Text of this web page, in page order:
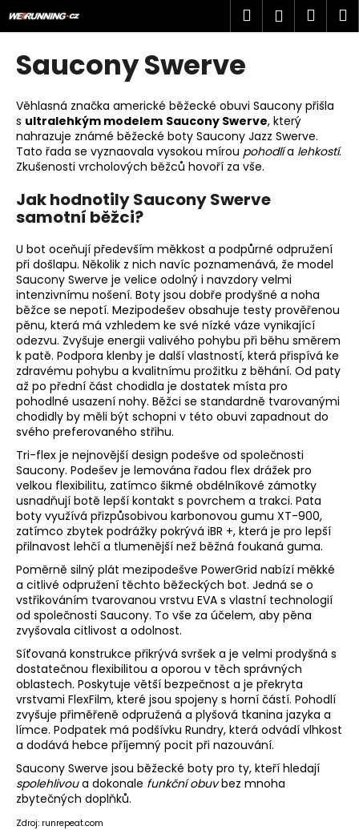
na
obsah
Hledat
Saucony Swerve
Věhlasná značka americké běžecké obuvi Saucony přišla
s ultralehkým modelem Saucony Swerve, který
nahrazuje známé běžecké boty Saucony Jazz Swerve.
Tato řada se vyznaovala vysokou mírou pohodlía lehkostí.
Zkušenosti vrcholových běžců hovoří za vše.
Jak hodnotily Saucony Swerve
samotní běžci?
U bot oceňují především měkkost a podpůrné odpružení
při došlapu. Několik z nich navíc poznamenává, že model
Saucony Swerve je velice odolný i navzdory velmi
intenzivnímu nošení. Boty jsou dobře prodyšné a noha
běžce se nepotí. Mezipodešev obsahuje testy prověřenou
pěnu, která má vzhledem ke své nízké váze vynikající
odezvu. Zvyšuje energii valivého pohybu při běhu směrem
k patě. Podpora klenby je další vlastností, která přispívá ke
zdravému pohybu a kvalitnímu prožitku z běhání. Od paty
až po přední část chodidla je dostatek místa pro
pohodlné usazení nohy. Běžci se standardně tvarovanými
chodidly by měli být schopni v této obuvi zapadnout do
svého preferovaného střihu.
Tri-flex je nejnovější design podešve od společnosti
Saucony. Podešev je lemována řadou flex drážek pro
velkou flexibilitu, zatímco šikmé obdélníkové zámotky
usnadňují botě lepší kontakt s povrchem a trakci. Pata
boty využívá přizpůsobivou karbonovou gumu XT-900,
zatímco zbytek podrážky pokrývá iBR +, která je pro lepší
přilnavost lehčí a tlumenější než běžná foukaná guma.
Poměrně silný plát mezipodešve PowerGrid nabízí měkké
a citlivé odpružení těchto běžeckých bot. Jedná se o
vstřikováním tvarovanou vrstvu EVA s vlastní technologií
od společnosti Saucony. To vše za účelem, aby pěna
zvyšovala citlivost a odolnost.
Síťovaná konstrukce přikrývá svršek a je velmi prodyšná s
dostatečnou flexibilitou a oporou v těch správných
oblastech. Poskytuje větší bezpečnost a je překryta
vrstvami FlexFilm, které jsou spojeny s horní částí. Pohodlí
zvyšuje přiměřeně odpružená a plyšová tkanina jazyka a
límce. Podpatek má podšívku Rundry, která odvádí vlhkost
a dodává hebce příjemný pocit při nazouvání.
Saucony Swerve jsou běžecké boty pro ty, kteří hledají
spolehlivoua dokonale funkční obuvbez mnoha
zbytečných doplňků.
Zdroj: runrepeat.com
K
o
o
p
o
t
ř
e
u
j
e
t
e
n
a
j
í
t
?
HLEDAT
D
o
p
o
r
u
č
u
j
e
m
e